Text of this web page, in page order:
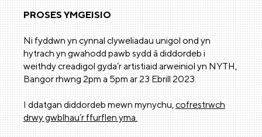
PROSES YMGEISIO
Ni fyddwn yn cynnal clyweliadau unigol ond yn
hytrach yn gwahodd pawb sydd â diddordeb i
weithdy creadigol gyda’r artistiaid arweiniol yn NYTH,
Bangor rhwng 2pm a 5pm ar 23 Ebrill 2023.
I ddatgan diddordeb mewn mynychu,cofrestrwch
drwy gwblhau’r ffurflen yma.